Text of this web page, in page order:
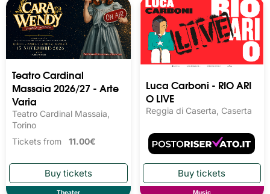
Teatro Cardinal
Massaia 2026/27 - Arte
Varia
Teatro Cardinal Massaia,
Torino
Tickets from 11.00€
Theater
Luca Carboni - RIO ARI
O LIVE
Reggia di Caserta, Caserta
Music